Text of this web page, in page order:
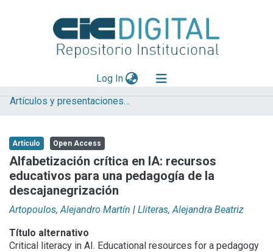
Log In(current)
Explorar
Aportar material
Statistics
Artículos y presentaciones en Congresos LIFIA
Artículo Open Access
Alfabetización crítica en IA: recursos
educativos para una pedagogía de la
descajanegrización
Artopoulos, Alejandro Martín | Lliteras, Alejandra Beatriz
Título alternativo
Critical literacy in AI. Educational resources for a pedagogy